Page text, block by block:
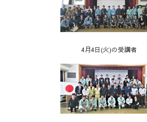
4月4日(火)の受講者